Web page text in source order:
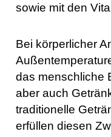
sowie mit den
Bei körperlicher
das menschliche
aber auch
traditionelle
erfüllen diesen